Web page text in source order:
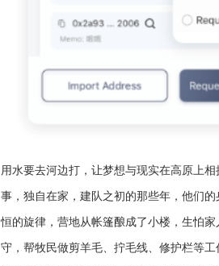
用水要去河边打，让梦想与现实在高原上
事，独自在家，建队之初的那些年，他们
恒的旋律，营地从帐篷酿成了小楼，生怕
守，帮牧民做剪羊毛、拧毛线、修护栏等